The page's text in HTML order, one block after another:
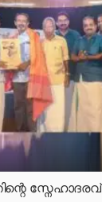
സ്നേഹാദരവ്